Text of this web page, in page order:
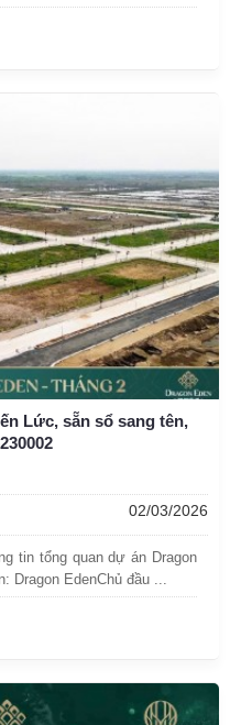
Lức, sẵn sổ sang tên,
02/03/2026
tin tổng quan dự án Dragon
Dragon EdenChủ đầu ...